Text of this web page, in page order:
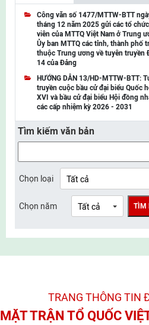
UBMTTQ Việt Nam tỉnh Cao
UBMTTQ Việt Nam tỉnh Lạng
UBMTTQ Việt Nam tỉnh Lai
UBMTTQ Việt Nam tỉnh Điện
UBMTTQ Việt Nam tỉnh Sơn La
UBMTTQ Việt Nam tỉnh Thanh
UBMTTQ Việt Nam tỉnh Nghệ An
UBMTTQ Việt Nam tỉnh Lào
UBMTTQ Việt Nam tỉnh Thái
UBMTTQ Việt Nam tỉnh Bắc
UBMTTQ Việt Nam tỉnh Ninh
UBMTTQ Việt Nam tỉnh Quảng
Công văn số 1477/MTTW-BTT
tháng 12 năm 2025 gửi các tổ
viên của MTTQ Việt Nam ở Trung
Ủy ban MTTQ các tỉnh, thành phố
thuộc Trung ương về tuyên truyền
14 của Đảng
HƯỚNG DẪN 13/HD-MTTW-BTT:
truyền cuộc bầu cử đại biểu Quốc
XVI và bầu cử đại biểu Hội đồng
các cấp nhiệm kỳ 2026 - 2031
Tìm kiếm văn bản
Chọn loại
Chọn năm TÌM
TRANG THÔNG TIN
MẶT TRẬN TỔ QUỐC